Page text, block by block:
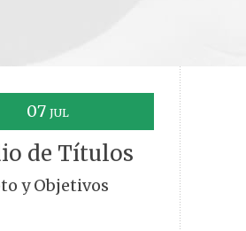
07 JUL
de Títulos
y Objetivos